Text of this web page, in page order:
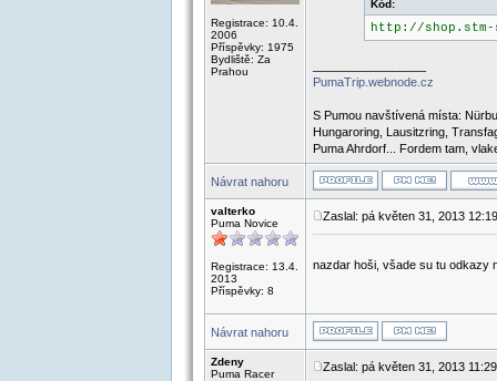
Registrace: 10.4.
2006
Příspěvky: 1975
Bydliště: Za
Prahou
Kód:
http://shop.stm-
PumaTrip.webnode.cz
S Pumou navštívená místa:
Hungaroring, Lausitzring,
Puma Ahrdorf... Fordem tam,
Návrat nahoru
valterko
Puma Novice
Registrace: 13.4.
2013
Příspěvky: 8
Zaslal: pá květen 31, 2013
nazdar hoši, všade su tu odkazy
Návrat nahoru
Zdeny
Puma Racer
Zaslal: pá květen 31, 2013